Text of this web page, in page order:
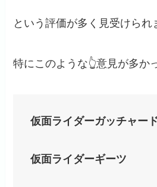
という評価が多く見受けられ
特にこのような👆意見が多か
仮面ライダーガッチャー
仮面ライダーギーツ